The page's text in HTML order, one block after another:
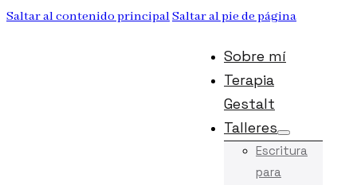
Saltar al contenido principalSaltar al pie de página
Sobre mí
Terapia
Gestalt
Talleres
Escritura
para